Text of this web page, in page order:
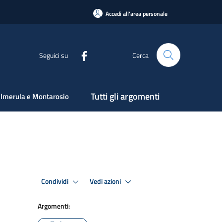
Accedi all'area personale
Seguici su Cerca
e Montarosio Tutti gli argomenti
Condividi Vedi azioni
Argomenti: